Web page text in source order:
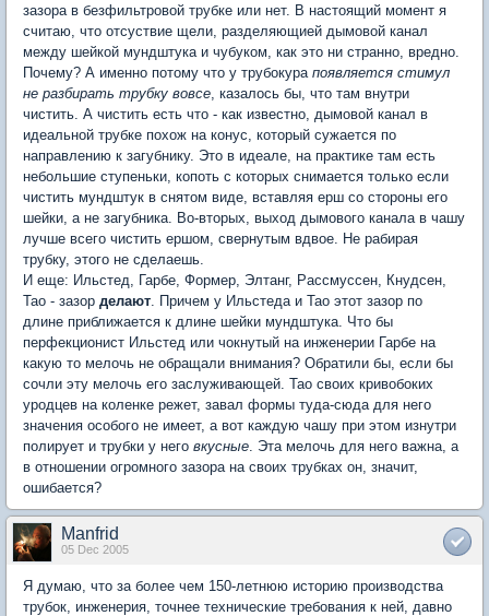
зазора в безфильтровой трубке или нет. В настоящий момент я
считаю, что отсуствие щели, разделяющией дымовой канал
между шейкой мундштука и чубуком, как это ни странно, вредно.
Почему? А именно потому что у трубокура появляется стимул
не разбирать трубку вовсе , казалось бы, что там внутри
чистить. А чистить есть что - как известно, дымовой канал в
идеальной трубке похож на конус, который сужается по
направлению к загубнику. Это в идеале, на практике там есть
небольшие ступеньки, копоть с которых снимается только если
чистить мундштук в снятом виде, вставляя ерш со стороны его
шейки, а не загубника. Во-вторых, выход дымового канала в чашу
лучше всего чистить ершом, свернутым вдвое. Не рабирая
трубку, этого не сделаешь.
И еще: Ильстед, Гарбе, Формер, Элтанг, Рассмуссен, Кнудсен,
Тао - зазор делают . Причем у Ильстеда и Тао этот зазор по
длине приближается к длине шейки мундштука. Что бы
перфекционист Ильстед или чокнутый на инженерии Гарбе на
какую то мелочь не обращали внимания? Обратили бы, если бы
сочли эту мелочь его заслуживающей. Тао своих кривобоких
уродцев на коленке режет, завал формы туда-сюда для него
значения особого не имеет, а вот каждую чашу при этом изнутри
полирует и трубки у него вкусные . Эта мелочь для него важна, а
в отношении огромного зазора на своих трубках он, значит,
ошибается?
Manfrid
05 Dec 2005
Я думаю, что за более чем 150-летнюю историю производства
трубок, инженерия, точнее технические требования к ней, давно